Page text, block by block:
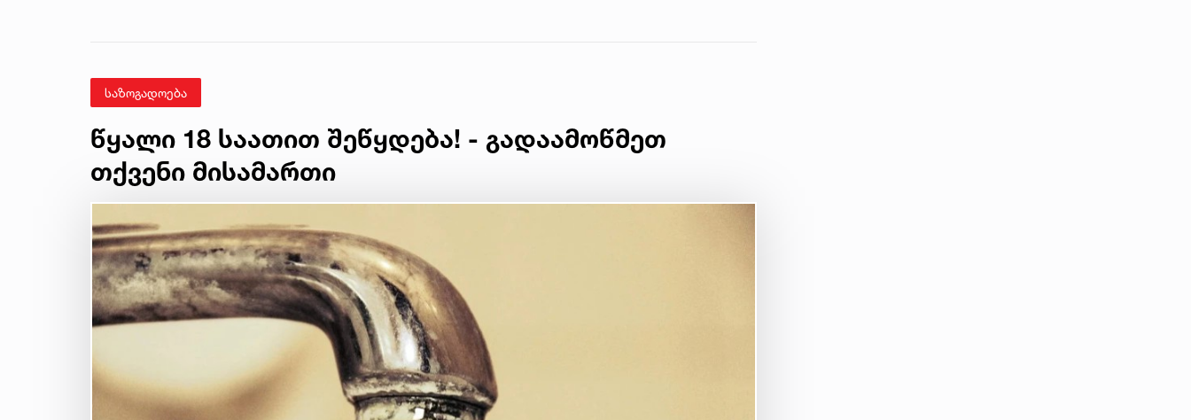
საზოგადოება
წყალი 18 საათით შეწყდება! - გადაამოწმეთ
თქვენი მისამართი